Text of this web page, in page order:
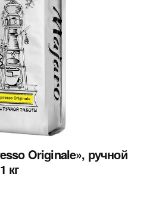
Originale», ручной
кг